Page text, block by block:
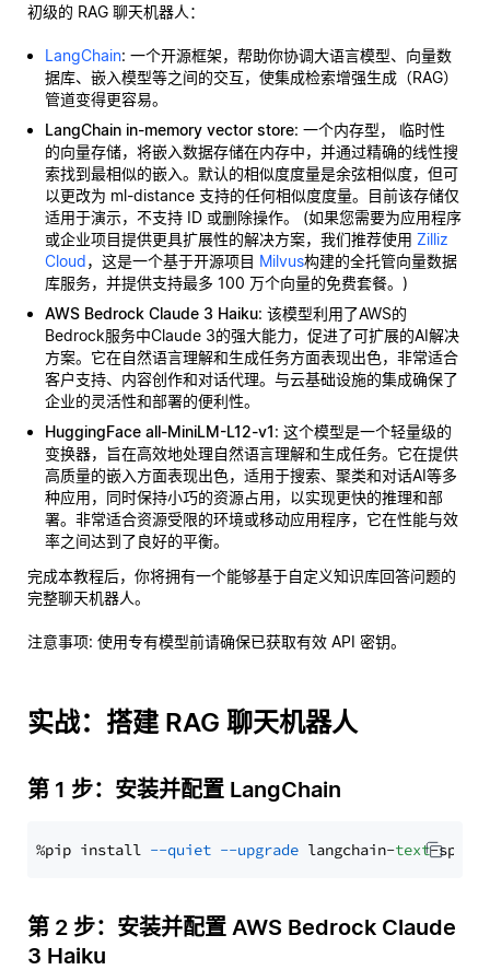
初级的 RAG 聊天机器人：
LangChain: 一个开源框架，帮助你协调大语言模型、向量数
据库、嵌入模型等之间的交互，使集成检索增强生成（RAG）
管道变得更容易。
LangChain in-memory vector store: 一个内存型， 临时性
的向量存储，将嵌入数据存储在内存中，并通过精确的线性搜
索找到最相似的嵌入。默认的相似度度量是余弦相似度，但可
以更改为 ml-distance 支持的任何相似度度量。目前该存储仅
适用于演示，不支持 ID 或删除操作。 (如果您需要为应用程序
或企业项目提供更具扩展性的解决方案，我们推荐使用 Zilliz
Cloud，这是一个基于开源项目 Milvus构建的全托管向量数据
库服务，并提供支持最多 100 万个向量的免费套餐。)
AWS Bedrock Claude 3 Haiku: 该模型利用了AWS的
Bedrock服务中Claude 3的强大能力，促进了可扩展的AI解决
方案。它在自然语言理解和生成任务方面表现出色，非常适合
客户支持、内容创作和对话代理。与云基础设施的集成确保了
企业的灵活性和部署的便利性。
HuggingFace all-MiniLM-L12-v1: 这个模型是一个轻量级的
变换器，旨在高效地处理自然语言理解和生成任务。它在提供
高质量的嵌入方面表现出色，适用于搜索、聚类和对话AI等多
种应用，同时保持小巧的资源占用，以实现更快的推理和部
署。非常适合资源受限的环境或移动应用程序，它在性能与效
率之间达到了良好的平衡。
完成本教程后，你将拥有一个能够基于自定义知识库回答问题的
完整聊天机器人。
注意事项: 使用专有模型前请确保已获取有效 API 密钥。
实战：搭建 RAG 聊天机器人
第 1 步：安装并配置 LangChain
%pip install --quiet --upgrade langchain-text
第 2 步：安装并配置 AWS Bedrock Claude
3 Haiku